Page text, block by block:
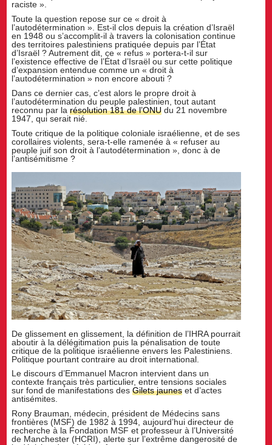
raciste ».
Toute la question repose sur ce « droit à
l’autodétermination ». Est-il clos depuis la création d’Israël
en 1948 ou s’accomplit-il à travers la colonisation continue
des territoires palestiniens pratiquée depuis par l’État
d’Israël ? Autrement dit, ce « refus » portera-t-il sur
l’existence effective de l’État d’Israël ou sur cette politique
d’expansion entendue comme un « droit à
l’autodétermination » non encore abouti ?
Dans ce dernier cas, c’est alors le propre droit à
l’autodétermination du peuple palestinien, tout autant
reconnu par larésolution 181 de l’ONU du 21 novembre
1947, qui serait nié.
Toute critique de la politique coloniale israélienne, et de ses
corollaires violents, sera-t-elle ramenée à « refuser au
peuple juif son droit à l’autodétermination », donc à de
l’antisémitisme ?
De glissement en glissement, la définition de l’IHRA pourrait
aboutir à la délégitimation puis la pénalisation de toute
critique de la politique israélienne envers les Palestiniens.
Politique pourtant contraire au droit international.
Le discours d’Emmanuel Macron intervient dans un
contexte français très particulier, entre tensions sociales
sur fond de manifestations desGilets jaunes et d’actes
antisémites.
Rony Brauman, médecin, président de Médecins sans
frontières (MSF) de 1982 à 1994, aujourd’hui directeur de
recherche à la Fondation MSF et professeur à l’Université
de Manchester (HCRI), alerte sur l’extrême dangerosité de